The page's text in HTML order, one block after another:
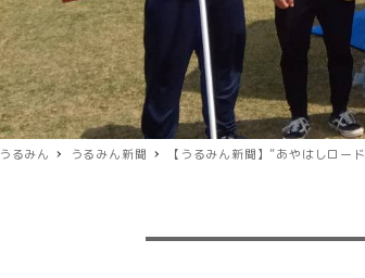
うるみん うるみん新聞 【うるみん新聞】”あやはしロー